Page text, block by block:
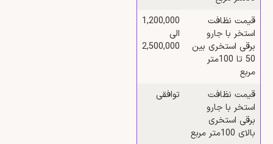
قیمت نظافت
استخر با جارو
برقی استخری بین
50 تا 100متر
مربع
1,200,000
الی
2,500,000
قیمت نظافت
استخر با جارو
برقی استخری
بالای 100متر مربع
توافقی